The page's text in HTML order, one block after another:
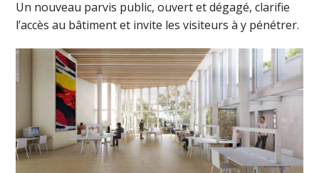
Un nouveau parvis public, ouvert et dégagé, clarifie
l’accès au bâtiment et invite les visiteurs à y pénétrer.